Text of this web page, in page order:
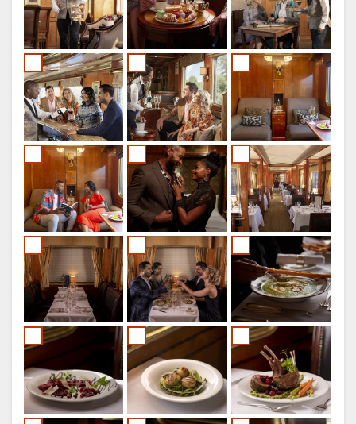
PORTUGISISK
SWEDISH
RUSSISK
CHINESE
(SIMPLIFIED)
CHINESE
(TRADITIONAL)
ENGELSK